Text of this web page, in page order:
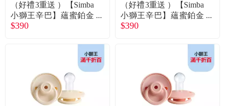
（好禮3重送 ）【Simba
小獅王辛巴】蘊蜜鉑金
PPSU寬口防脹氣奶瓶2
$390
（好禮3重送 ）【Simba
小獅王辛巴】蘊蜜鉑金
PPSU寬口防脹氣奶瓶2
$390